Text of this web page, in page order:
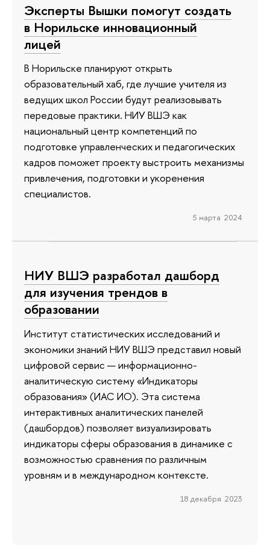
Эксперты Вышки помогут создать
в Норильске инновационный
лицей
В Норильске планируют открыть
образовательный хаб, где лучшие учителя из
ведущих школ России будут реализовывать
передовые практики. НИУ ВШЭ как
национальный центр компетенций по
подготовке управленческих и педагогических
кадров поможет проекту выстроить механизмы
привлечения, подготовки и укоренения
специалистов.
5 марта 2024
НИУ ВШЭ разработал дашборд
для изучения трендов в
образовании
Институт статистических исследований и
экономики знаний НИУ ВШЭ представил новый
цифровой сервис — информационно-
аналитическую систему «Индикаторы
образования» (ИАС ИО). Эта система
интерактивных аналитических панелей
(дашбордов) позволяет визуализировать
индикаторы сферы образования в динамике с
возможностью сравнения по различным
уровням и в международном контексте.
18 декабря 2023